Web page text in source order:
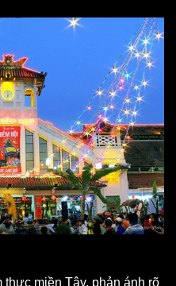
miền Tây, phản ánh rõ